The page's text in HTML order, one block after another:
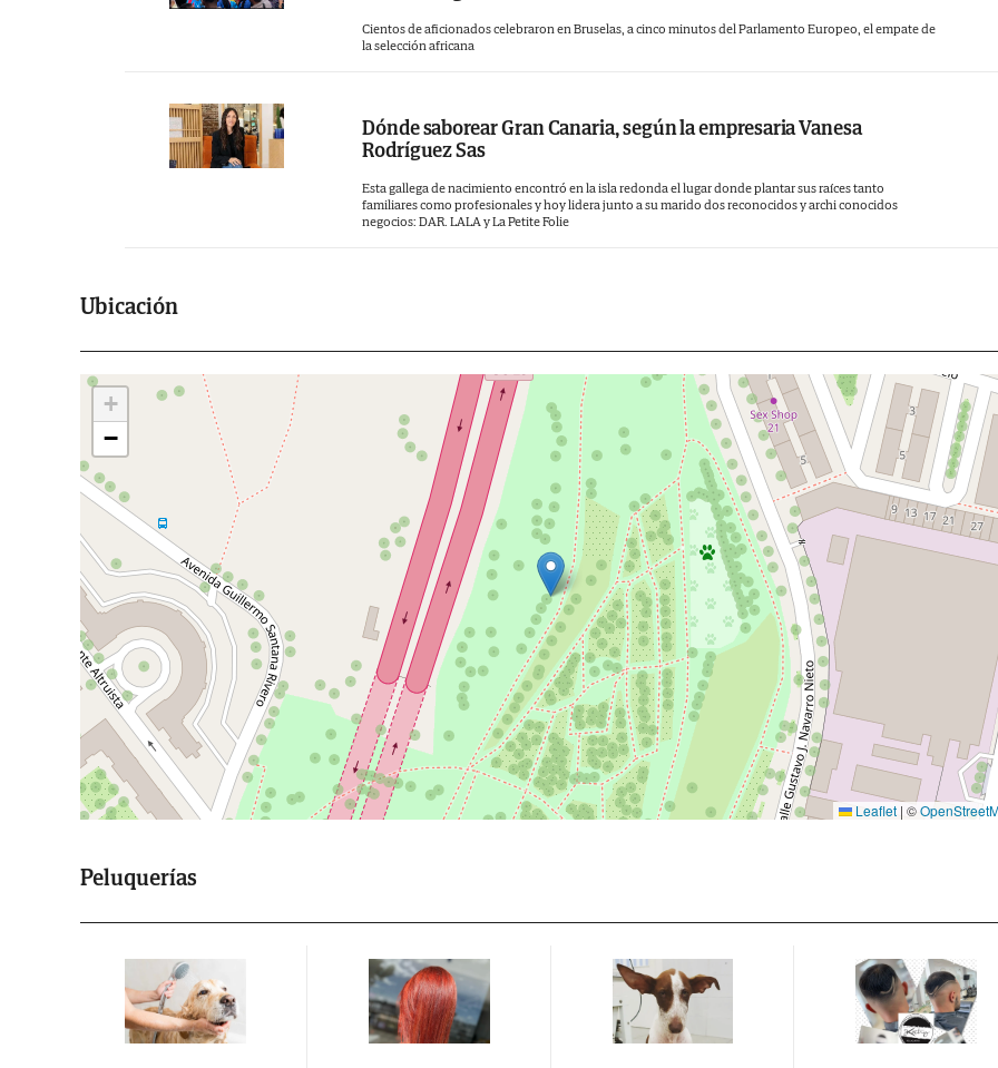
Cientos de aficionados celebraron en Bruselas, a cinco minutos del Parlamento Europeo, el empate de
la selección africana
Dónde saborear Gran Canaria, según la empresaria Vanesa
Rodríguez Sas
Esta gallega de nacimiento encontró en la isla redonda el lugar donde plantar sus raíces tanto
familiares como profesionales y hoy lidera junto a su marido dos reconocidos y archi conocidos
negocios: DAR. LALA y La Petite Folie
Ubicación
+
−
Leaflet | ©
Peluquerías